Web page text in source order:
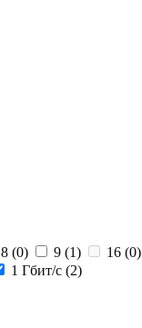
8 (0) 9 (1) 16 (0)
1 Гбит/с (2)